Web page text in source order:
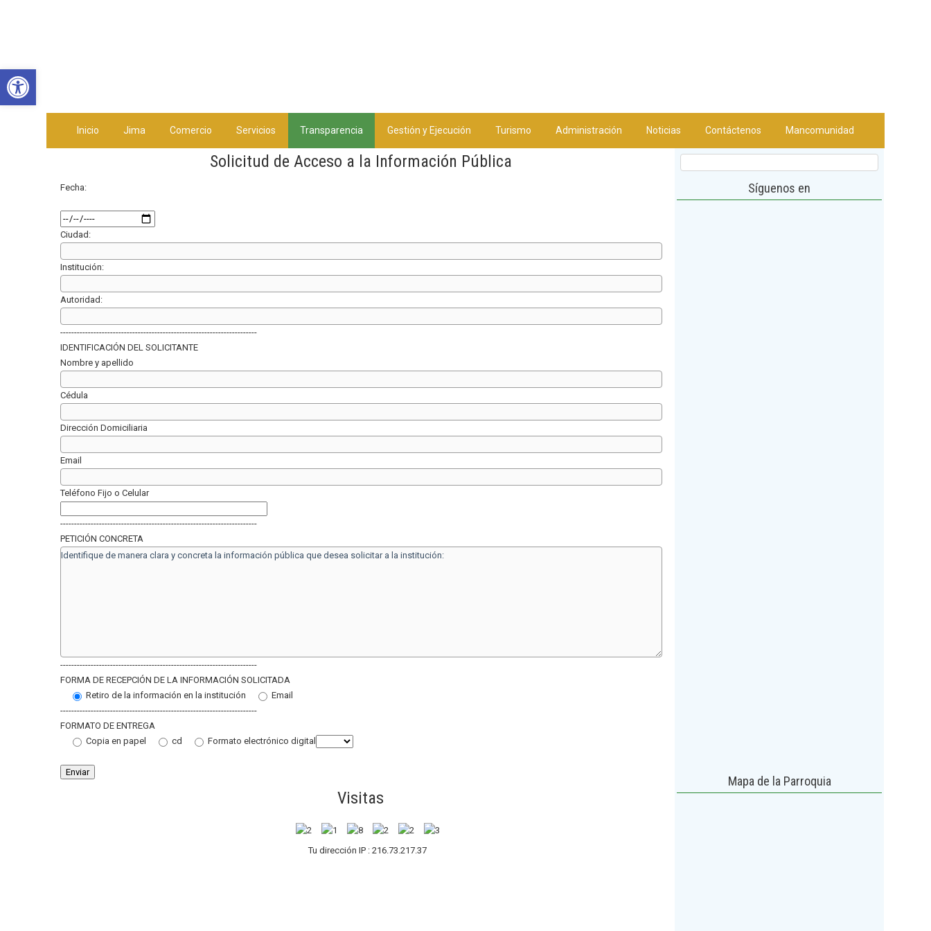
Inicio Jima Comercio Servicios Transparencia Gestión y Ejecución Turismo Administración Noticias Contáctenos Mancomunidad
Solicitud de Acceso a la Información Pública
Fecha:
Ciudad:
Institución:
Autoridad:
-----------------------------------------------------------------------
IDENTIFICACIÓN DEL SOLICITANTE
Nombre y apellido
Cédula
Dirección Domiciliaria
Email
Teléfono Fijo o Celular
-----------------------------------------------------------------------
PETICIÓN CONCRETA
-----------------------------------------------------------------------
FORMA DE RECEPCIÓN DE LA INFORMACIÓN SOLICITADA
Retiro de la información en la institución
Email
-----------------------------------------------------------------------
FORMATO DE ENTREGA
Copia en papel
cd Formato electrónico digital
Visitas
Tu dirección IP : 216.73.217.37
Síguenos en
Mapa de la Parroquia
Abrir barra de herramientas